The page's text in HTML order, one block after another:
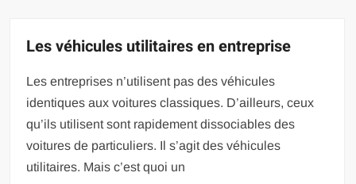
Les véhicules utilitaires en entreprise
Les entreprises n’utilisent pas des véhicules
identiques aux voitures classiques. D’ailleurs, ceux
qu’ils utilisent sont rapidement dissociables des
voitures de particuliers. Il s’agit des véhicules
utilitaires. Mais c’est quoi un